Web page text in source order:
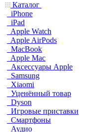
Каталог
iPhone
iPad
Apple Watch
Apple AirPods
MacBook
Apple Mac
Аксессуары Apple
Samsung
Xiaomi
Уценённый товар
Dyson
Игровые приставки
Смартфоны
Аудио